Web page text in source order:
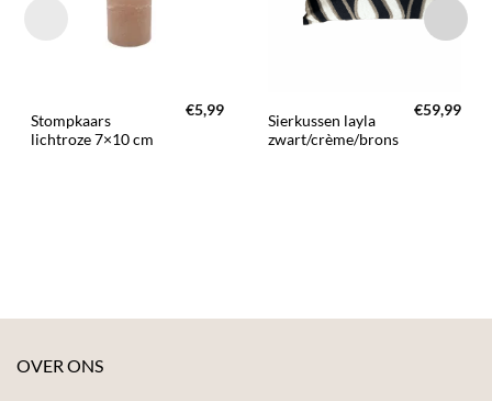
Stompkaars
lichtroze 7×10 cm
€5,99
Sierkussen layla
zwart/crème/brons
€59,99
OVER ONS